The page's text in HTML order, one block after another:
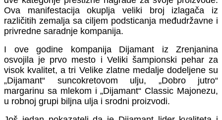
Ova manifestacija okuplja veliki broj izlagača iz
različitih zemalja sa ciljem podsticanja međudržavne i
privredne saradnje kompanija.
I ove godine kompanija Dijamant iz Zrenjanina
osvojila je prvo mesto i Veliki šampionski pehar za
visok kvalitet, a tri Velike zlatne medalje dodeljene su
„Dijamant“ suncokretovom ulju, „Dobro jutro“
margarinu sa mlekom i „Dijamant“ Classic Majonezu,
u robnoj grupi biljna ulja i srodni proizvodi.